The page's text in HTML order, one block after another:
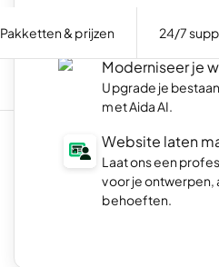
Pakketten & prijzen 24/7
Maak je eigen
chatten.
Moderniseer je
Upgrade je
met Aida AI.
Website laten
Laat ons een
voor je ontwerpen,
behoeften.
Online Marketing